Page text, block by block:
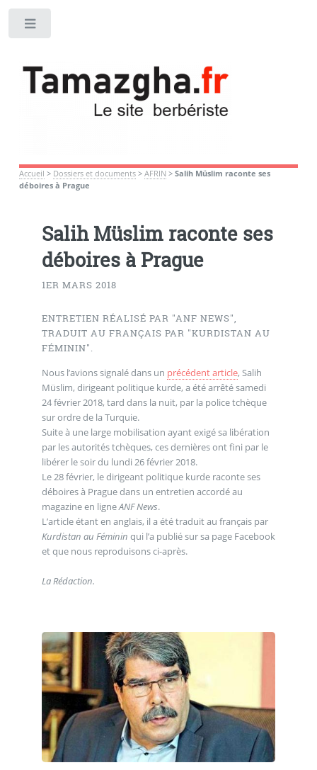
Accueil > Dossiers et documents> AFRIN > Salih Müslim raconte ses
déboires à Prague
Salih Müslim raconte ses
déboires à Prague
1ER MARS 2018
ENTRETIEN RÉALISÉ PAR "ANF NEWS",
TRADUIT AU FRANÇAIS PAR "KURDISTAN AU
FÉMININ".
Nous l’avions signalé dans un précédent article, Salih
Müslim, dirigeant politique kurde, a été arrêté samedi
24 février 2018, tard dans la nuit, par la police tchèque
sur ordre de la Turquie.
Suite à une large mobilisation ayant exigé sa libération
par les autorités tchèques, ces dernières ont fini par le
libérer le soir du lundi 26 février 2018.
Le 28 février, le dirigeant politique kurde raconte ses
déboires à Prague dans un entretien accordé au
magazine en ligneANF News.
L’article étant en anglais, il a été traduit au français par
Kurdistan au Féminin qui l’a publié sur sa page Facebook
et que nous reproduisons ci-après.
La Rédaction.